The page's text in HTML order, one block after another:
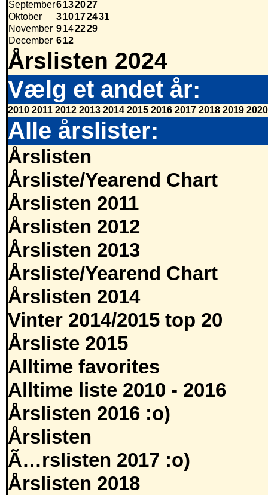
September6132027
Oktober
310172431
November 9142229
December 612
Årslisten 2024
Vælg et andet år:
2010 2011 2012 2013 2014 2015 2016 2017 2018 2019 2020
Alle årslister:
Årslisten
Årsliste/Yearend Chart
Årslisten 2011
Årslisten 2012
Årslisten 2013
Årsliste/Yearend Chart
Årslisten 2014
Vinter 2014/2015 top 20
Årsliste 2015
Alltime favorites
Alltime liste 2010 - 2016
Årslisten 2016 :o)
Årslisten
Ã…rslisten 2017 :o)
Årslisten 2018